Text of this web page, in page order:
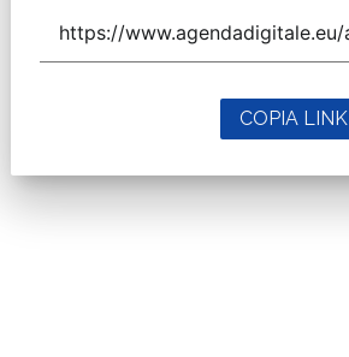
COPIA LINK